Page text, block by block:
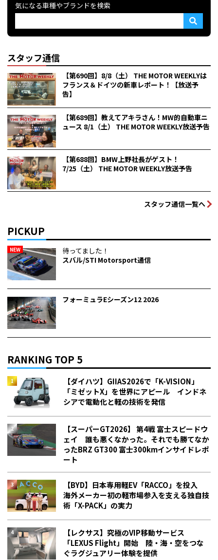
気になる車種やブランドを検索
スタッフ通信
【第690回】8/8（土） THE MOTOR WEEKLYは
フランス＆ドイツの新車レポート！【放送予
告】
【第689回】教えてアキラさん！MW的自動車ニ
ュース 8/1（土） THE MOTOR WEEKLY放送予告
【第688回】BMW上野社長がゲスト！
7/25（土） THE MOTOR WEEKLY放送予告
スタッフ通信一覧へ
PICKUP
NEW
待ってました！
スバル/STI Motorsport通信
フォーミュラEシーズン12 2026
RANKING TOP 5
【ダイハツ】GIIAS2026で「K-VISION」
「ミゼットX」を世界にアピール インドネ
シアで電動化と軽の技術を発信
【スーパーGT2026】 第4戦 富士スピードウ
ェイ 誰も悪くなかった。それでも勝てなか
った――BRZ GT300 富士300kmインサイドレポ
ート
【BYD】日本専用軽EV「RACCO」を投入
海外メーカー初の軽市場参入を支える独自技
術「X-PACK」の実力
【レクサス】究極のVIP移動サービス
「LEXUS Flight」開始 陸・海・空をつな
ぐラグジュアリー体験を提供